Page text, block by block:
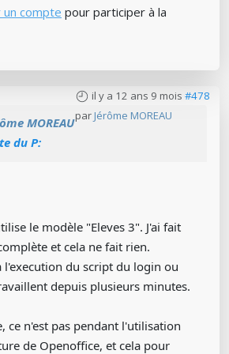
un compte pour participer à la
il y a 12 ans 9 mois #478
par Jérôme MOREAU
MOREAU
du P:
le modèle "Eleves 3". J'ai fait
et cela ne fait rien.
l'execution du script du login ou
depuis plusieurs minutes.
ce n'est pas pendant l'utilisation
de Openoffice, et cela pour